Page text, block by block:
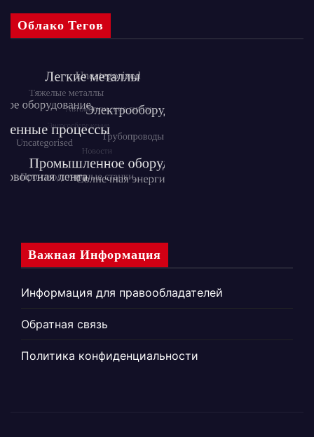
Облако Тегов
Важная Информация
Информация для правообладателей
Обратная связь
Политика конфиденциальности